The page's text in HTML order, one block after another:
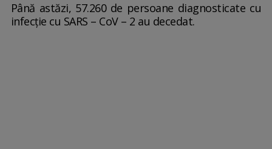
Până astăzi, 57.260 de persoane diagnosticate cu
infecție cu SARS – CoV – 2 au decedat.